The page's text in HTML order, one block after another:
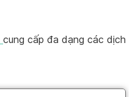
cung cấp đa dạng các dịch